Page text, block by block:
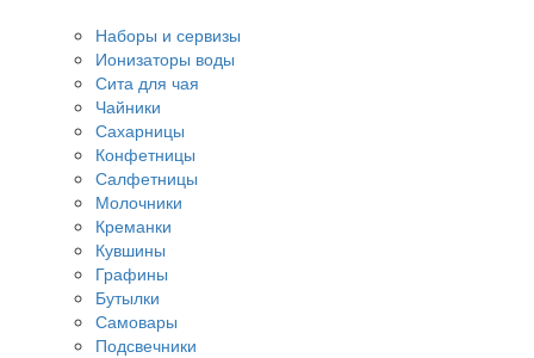
Наборы и сервизы
Ионизаторы воды
Сита для чая
Чайники
Сахарницы
Конфетницы
Салфетницы
Молочники
Креманки
Кувшины
Графины
Бутылки
Самовары
Подсвечники